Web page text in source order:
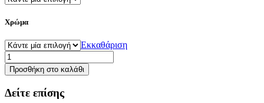
Χρώμα
Εκκαθάριση
Πιτζάμα
σορτς
GALAXY
607G
ποσότητα
Προσθήκη στο καλάθι
Δείτε επίσης